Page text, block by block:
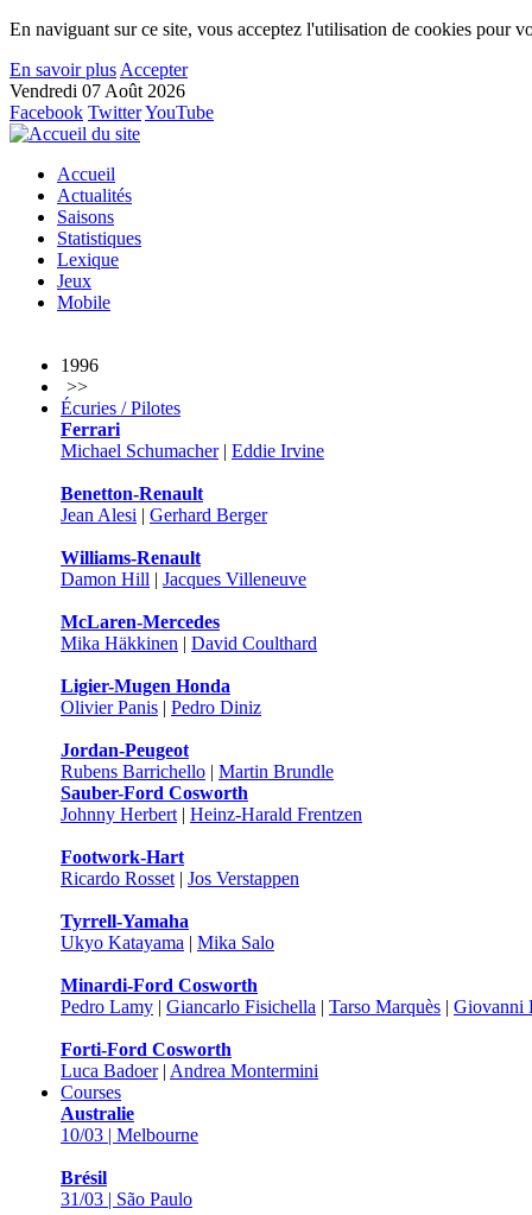
En naviguant sur ce site, vous acceptez l'utilisation de cookies pour
En savoir plus Accepter
Vendredi 07 Août 2026
Facebook TwitterYouTube
Accueil
Actualités
Saisons
Statistiques
Lexique
Jeux
Mobile
1996
>>
Écuries / Pilotes
Ferrari
Michael Schumacher| Eddie Irvine
Benetton-Renault
Jean Alesi | Gerhard Berger
Williams-Renault
Damon Hill | Jacques Villeneuve
McLaren-Mercedes
Mika Häkkinen | David Coulthard
Ligier-Mugen Honda
Olivier Panis | Pedro Diniz
Jordan-Peugeot
Rubens Barrichello | Martin Brundle
Sauber-Ford Cosworth
Johnny Herbert | Heinz-Harald Frentzen
Footwork-Hart
Ricardo Rosset | Jos Verstappen
Tyrrell-Yamaha
Ukyo Katayama | Mika Salo
Minardi-Ford Cosworth
Pedro Lamy | Giancarlo Fisichella | Tarso Marquès | Giovanni
Forti-Ford Cosworth
Luca Badoer| Andrea Montermini
Courses
Australie
10/03 | Melbourne
Brésil
31/03 | São Paulo